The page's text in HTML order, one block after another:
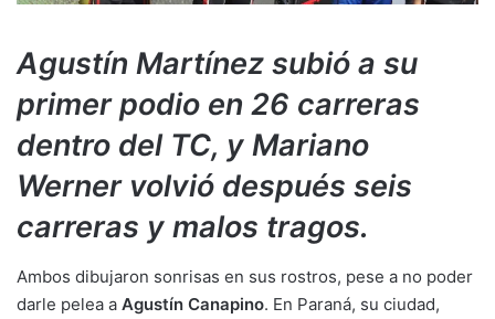
Agustín Martínez subió a su
primer podio en 26 carreras
dentro del TC, y Mariano
Werner volvió después seis
carreras y malos tragos.
Ambos dibujaron sonrisas en sus rostros, pese a no poder
darle pelea a Agustín Canapino. En Paraná, su ciudad,